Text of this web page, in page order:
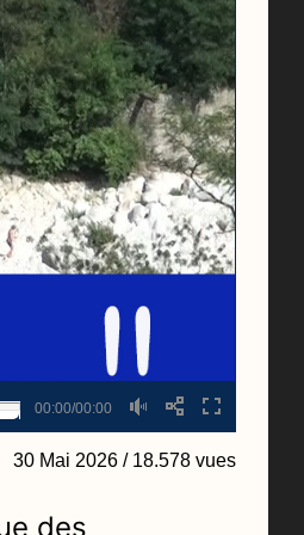
00:00/00:00
30 Mai 2026/ 18.578 vues
des